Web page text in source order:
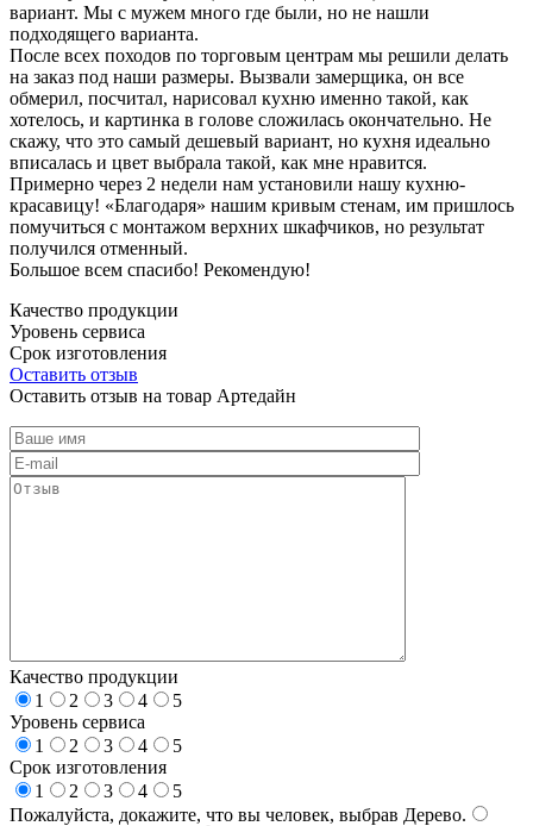
вариант. Мы с мужем много где были, но не нашли
подходящего варианта.
После всех походов по торговым центрам мы решили делать
на заказ под наши размеры. Вызвали замерщика, он все
обмерил, посчитал, нарисовал кухню именно такой, как
хотелось, и картинка в голове сложилась окончательно. Не
скажу, что это самый дешевый вариант, но кухня идеально
вписалась и цвет выбрала такой, как мне нравится.
Примерно через 2 недели нам установили нашу кухню-
красавицу! «Благодаря» нашим кривым стенам, им пришлось
помучиться с монтажом верхних шкафчиков, но результат
получился отменный.
Большое всем спасибо! Рекомендую!
Качество продукции
Уровень сервиса
Срок изготовления
Оставить отзыв
Оставить отзыв на товар Артедайн
Качество продукции
1
2 3 4
5
Уровень сервиса
1
2 3 4
5
Срок изготовления
1
2 3 4
5
Пожалуйста, докажите, что вы человек, выбрав Дерево.